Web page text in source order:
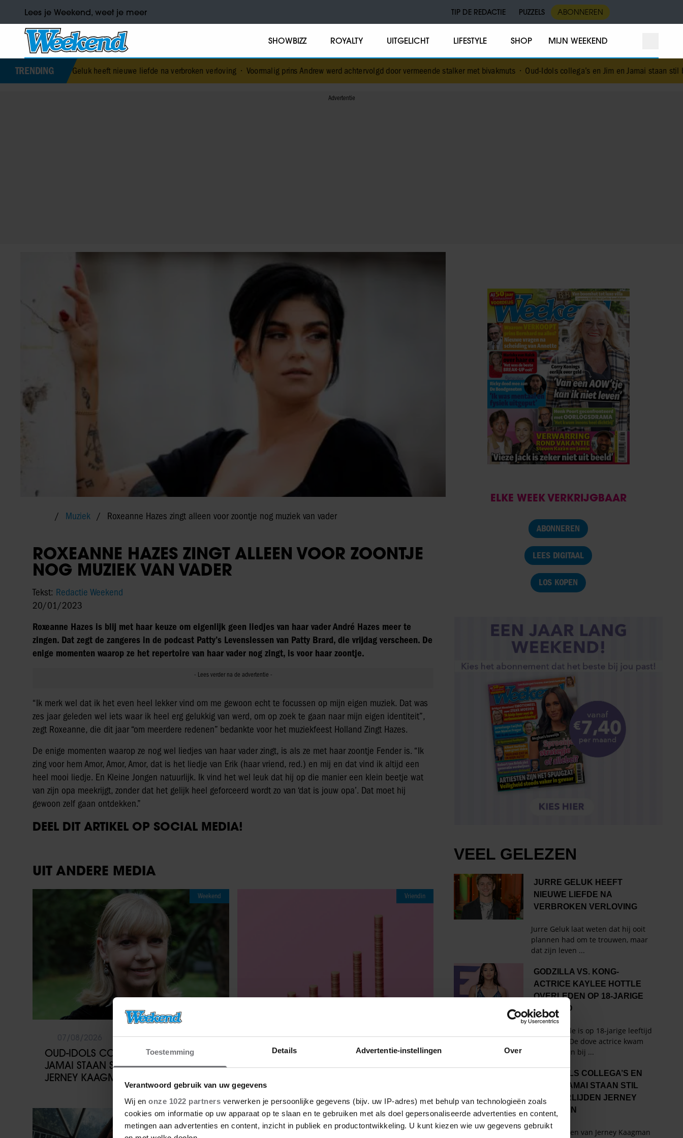
Toestemming Details Advertentie-instellingen Over
Verantwoord gebruik van uw gegevens
Wij en onze 1022 partners verwerken je persoonlijke gegevens (bijv. uw IP-adres) met behulp van technologieën zoals
cookies om informatie op uw apparaat op te slaan en te gebruiken met als doel gepersonaliseerde advertenties en content,
metingen aan advertenties en content, inzicht in publiek en productontwikkeling. U kunt kiezen wie uw gegevens gebruikt
Lees je Weekend, weet je meer TIP DE REDACTIE PUZZELS ABONNEREN
SHOWBIZZ ROYALTY UITGELICHT LIFESTYLE SHOP MIJN WEEKEND
TRENDING
Jurre Geluk heeft nieuwe liefde na verbroken verloving•Voormalig prins Andrew werd achtervolgd door vermeende stalker met bivakmuts•Oud-Idols collega’s en Jim en Jamai staan stil bij overlijden
Muziek Roxeanne Hazes zingt alleen voor zoontje nog muziek van vader
ROXEANNE HAZES ZINGT ALLEEN VOOR ZOONTJE
NOG MUZIEK VAN VADER
Tekst: Redactie Weekend
20/01/2023
Roxeanne Hazes is blij met haar keuze om eigenlijk geen liedjes van haar vader André Hazes meer te
zingen. Dat zegt de zangeres in de podcast Patty’s Levenslessen van Patty Brard, die vrijdag verscheen. De
enige momenten waarop ze het repertoire van haar vader nog zingt, is voor haar zoontje.
“Ik merk wel dat ik het even heel lekker vind om me gewoon echt te focussen op mijn eigen muziek. Dat was
zes jaar geleden wel iets waar ik heel erg gelukkig van werd, om op zoek te gaan naar mijn eigen identiteit”,
zegt Roxeanne, die dit jaar “om meerdere redenen” bedankte voor het muziekfeest Holland Zingt Hazes.
De enige momenten waarop ze nog wel liedjes van haar vader zingt, is als ze met haar zoontje Fender is. “Ik
zing voor hem Amor, Amor, Amor, dat is het liedje van Erik (haar vriend, red.) en mij en dat vind ik altijd een
heel mooi liedje. En Kleine Jongen natuurlijk. Ik vind het wel leuk dat hij op die manier een klein beetje wat
van zijn opa meekrijgt, zonder dat het gelijk heel geforceerd wordt zo van ‘dat is jouw opa’. Dat moet hij
gewoon zelf gaan ontdekken.”
DEEL DIT ARTIKEL OP SOCIAL MEDIA!
UIT ANDERE MEDIA
Weekend
OUD-IDOLS COLLEGA’S EN JIM EN
JAMAI STAAN STIL BIJ OVERLIJDEN
JERNEY KAAGMAN
Vriendin
07/08/2026
MONEY TALKS – RIANNE (53):
‘DOORDAT IK ER ZO BOVENOP ZIT,
Party Sante
ELKE WEEK VERKRIJGBAAR
ABONNEREN
LEES DIGITAAL
LOS KOPEN